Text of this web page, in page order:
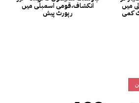
انکشاف،قومی اسمبلی میں
رپورٹ پیش
میں
فٹ کمی